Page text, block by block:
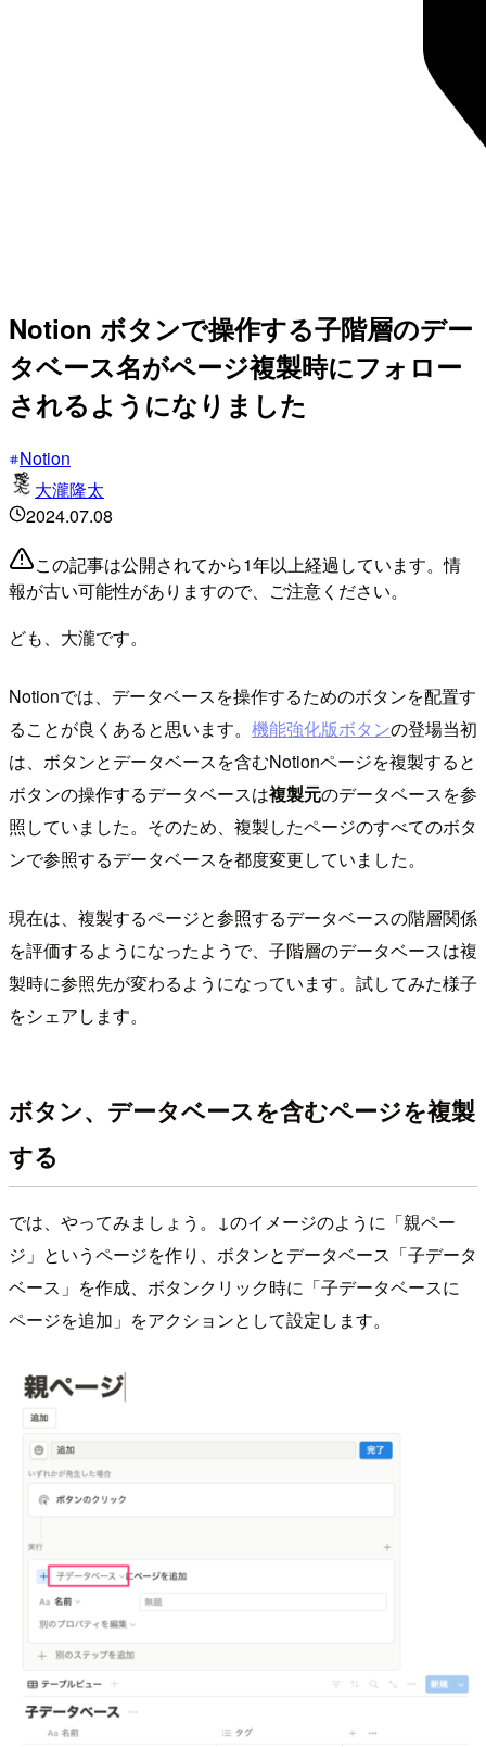
Notion ボタンで操作する子階層のデー
タベース名がページ複製時にフォロー
されるようになりました
Notion
大瀧隆太
2024.07.08
この記事は公開されてから1年以上経過しています。情
報が古い可能性がありますので、ご注意ください。
ども、大瀧です。
Notionでは、データベースを操作するためのボタンを配置す
ることが良くあると思います。 機能強化版ボタンの登場当初
は、ボタンとデータベースを含むNotionページを複製すると
ボタンの操作するデータベースは複製元のデータベースを参
照していました。そのため、複製したページのすべてのボタ
ンで参照するデータベースを都度変更していました。
現在は、複製するページと参照するデータベースの階層関係
を評価するようになったようで、子階層のデータベースは複
製時に参照先が変わるようになっています。試してみた様子
をシェアします。
ボタン、データベースを含むページを複製
する
では、やってみましょう。↓のイメージのように「親ペー
ジ」というページを作り、ボタンとデータベース「子データ
ベース」を作成、ボタンクリック時に「子データベースに
ページを追加」をアクションとして設定します。